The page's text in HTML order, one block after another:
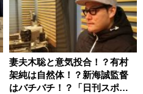
妻夫木聡と意気投合！？有村
架純は自然体！？新海誠監督
はバチバチ！？「日刊スポー